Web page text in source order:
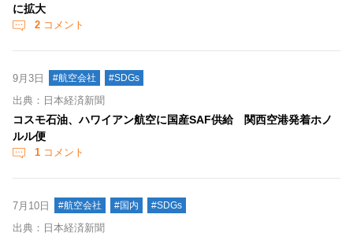
に拡大
2 コメント
9月3日 #航空会社 #SDGs
出典：日本経済新聞
コスモ石油、ハワイアン航空に国産SAF供給 関西空港発着ホノ
ルル便
1 コメント
7月10日 #航空会社 #国内 #SDGs
出典：日本経済新聞